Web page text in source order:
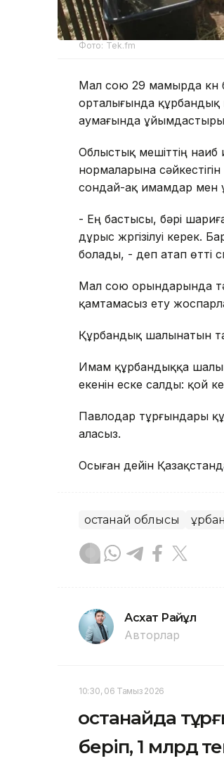
Фото: Tek.fm
Мал сою 29 мамырда күн
орталығында
аумағында
Облыстық мешіттің
нормаларына
сондай-ақ имамдар мен
- Ең бастысы, бәрі
дұрыс жүргізілуі
болады, - деп атап өтті
Мал сою орындарында
қамтамасыз ету
Құрбандық шалынатын
Имам құрбандыққа
екенін еске салды: қой
Павлодар тұрғындары
аласыз.
Осыған дейін
Қостанай облысы
Асхат Райқұл
Авторлар
10:30, 06 Тамыз 2026
Қостанайда
беріп, 1 млрд